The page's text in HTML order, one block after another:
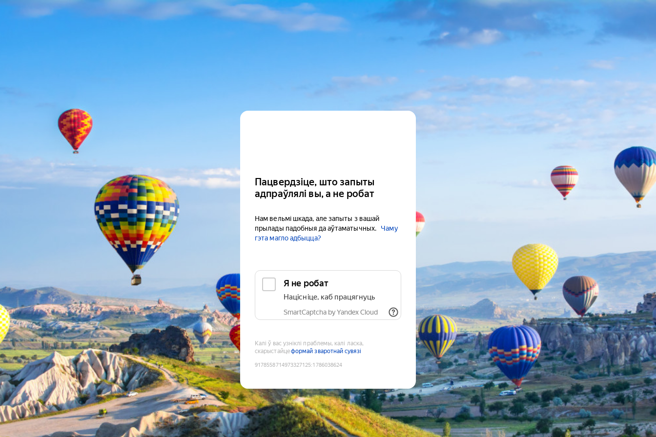
Пацвердзіце, што запыты
адпраўлялі вы, а не робат
Нам вельмі шкада, але запыты з вашай
прылады падобныя да аўтаматычных.
Чаму
гэта магло адбыцца?
Я не робат
Націсніце, каб працягнуць
SmartCaptcha by Yandex Cloud
Калі ў вас узніклі праблемы, калі ласка,
скарыстайцеформай зваротнай сувязі
9178558714973327125:1786038624